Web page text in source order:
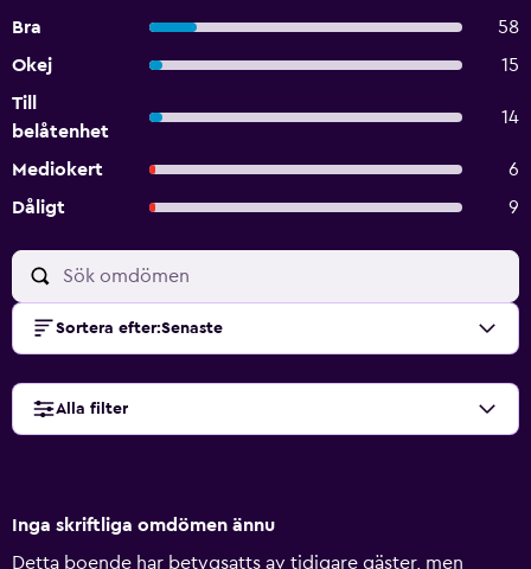
Bra
58
Okej
15
Till
belåtenhet
14
Mediokert
6
Dåligt
9
Sortera efter:Senaste
Alla filter
Inga skriftliga omdömen ännu
Detta boende har betygsatts av tidigare gäster, men